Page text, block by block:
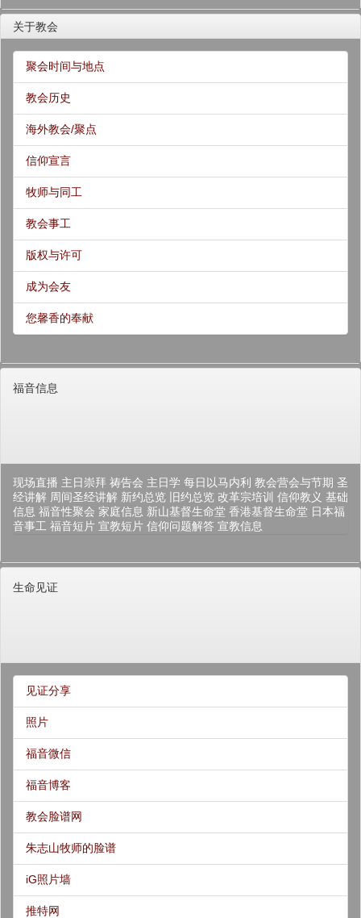
关于教会
聚会时间与地点
教会历史
海外教会/聚点
信仰宣言
牧师与同工
教会事工
版权与许可
成为会友
您馨香的奉献
福音信息
现场直播 主日崇拜 祷告会 主日学 每日以马内利 教会营会与节期 圣
经讲解 周间圣经讲解 新约总览 旧约总览 改革宗培训 信仰教义 基础
信息 福音性聚会 家庭信息 新山基督生命堂 香港基督生命堂 日本福
音事工 福音短片 宣教短片 信仰问题解答 宣教信息
生命见证
见证分享
照片
福音微信
福音博客
教会脸谱网
朱志山牧师的脸谱
iG照片墙
推特网